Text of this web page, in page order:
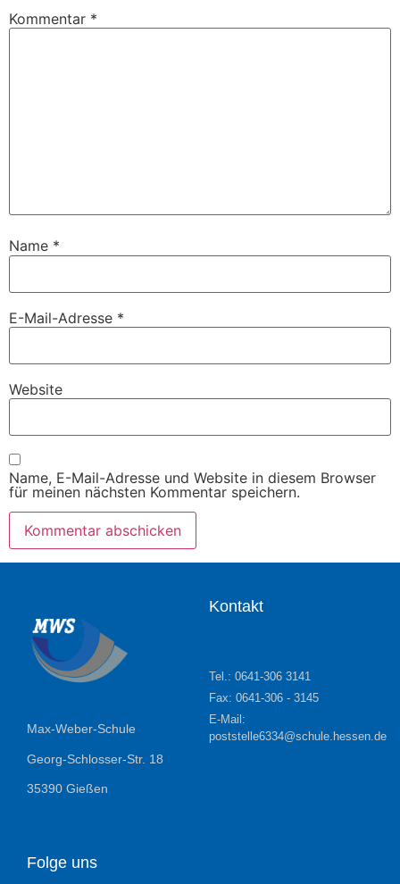
Kommentar *
Name *
E-Mail-Adresse *
Website
Name, E-Mail-Adresse und Website in diesem Browser
für meinen nächsten Kommentar speichern.
Max-Weber-Schule
Georg-Schlosser-Str. 18
35390 Gießen
Kontakt
Tel.: 0641-306 3141
Fax: 0641-306 - 3145
E-Mail:
poststelle6334@schule.hessen.de
Folge uns